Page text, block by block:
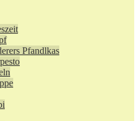
Pfandlkas